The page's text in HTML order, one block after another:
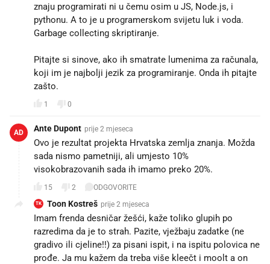
znaju programirati ni u čemu osim u JS, Node.js, i
pythonu. A to je u programerskom svijetu luk i voda.
Garbage collecting skriptiranje.
Pitajte si sinove, ako ih smatrate lumenima za računala,
koji im je najbolji jezik za programiranje. Onda ih pitajte
zašto.
1 0
AD Ante Dupont prije 2 mjeseca
Ovo je rezultat projekta Hrvatska zemlja znanja. Možda
sada nismo pametniji, ali umjesto 10%
visokobrazovanih sada ih imamo preko 20%.
15 2 ODGOVORITE
TK Toon Kostreš prije 2 mjeseca
Imam frenda desničar žešći, kaže toliko glupih po
razredima da je to strah. Pazite, vježbaju zadatke (ne
gradivo ili cjeline!!) za pisani ispit, i na ispitu polovica ne
prođe. Ja mu kažem da treba više kleečt i moolt a on